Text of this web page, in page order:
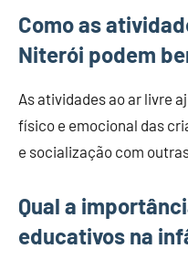
Como as
Niterói podem
As atividades ao ar livre
físico e emocional das
e socialização com
Qual a
educativos na